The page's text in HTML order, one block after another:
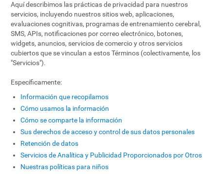
Aquí describimos las prácticas de privacidad para nuestros
servicios, incluyendo nuestros sitios web, aplicaciones,
evaluaciones cognitivas, programas de entrenamiento cerebral,
SMS, APIs, notificaciones por correo electrónico, botones,
widgets, anuncios, servicios de comercio y otros servicios
cubiertos que se vinculan a estos Términos (colectivamente, los
"Servicios").
Específicamente:
Información que recopilamos
Cómo usamos la información
Cómo se comparte la información
Sus derechos de acceso y control de sus datos personales
Retención de datos
Servicios de Analítica y Publicidad Proporcionados por Otros
Nuestras políticas para niños